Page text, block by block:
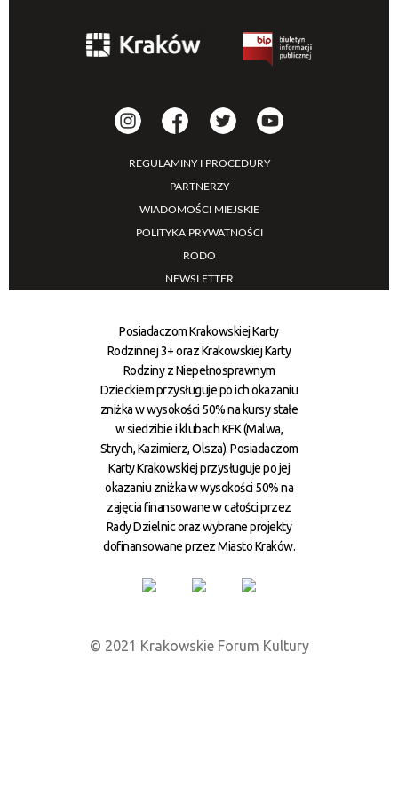
REGULAMINY I PROCEDURY
PARTNERZY
WIADOMOŚCI MIEJSKIE
POLITYKA PRYWATNOŚCI
RODO
NEWSLETTER
Posiadaczom Krakowskiej Karty
Rodzinnej 3+ oraz Krakowskiej Karty
Rodziny z Niepełnosprawnym
Dzieckiem przysługuje po ich okazaniu
zniżka w wysokości 50% na kursy stałe
w siedzibie i klubach KFK (Malwa,
Strych, Kazimierz, Olsza). Posiadaczom
Karty Krakowskiej przysługuje po jej
okazaniu zniżka w wysokości 50% na
zajęcia finansowane w całości przez
Rady Dzielnic oraz wybrane projekty
dofinansowane przez Miasto Kraków.
© 2021 Krakowskie Forum Kultury